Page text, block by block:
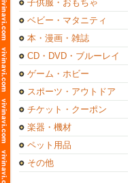
子供服・おもちゃ
ベビー・マタニティ
本・漫画・雑誌
CD・DVD・ブルーレイ
ゲーム・ホビー
スポーツ・アウトドア
チケット・クーポン
楽器・機材
ペット用品
その他